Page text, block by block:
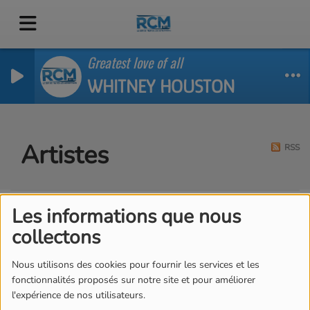
Les informations que nous
collectons
Nous utilisons des cookies pour fournir les services et les
fonctionnalités proposés sur notre site et pour améliorer
l'expérience de nos utilisateurs.
Greatest love of all
WHITNEY HOUSTON
Artistes RSS
Tous 0-9 A B C D E F G H
K
L M N
Y Z